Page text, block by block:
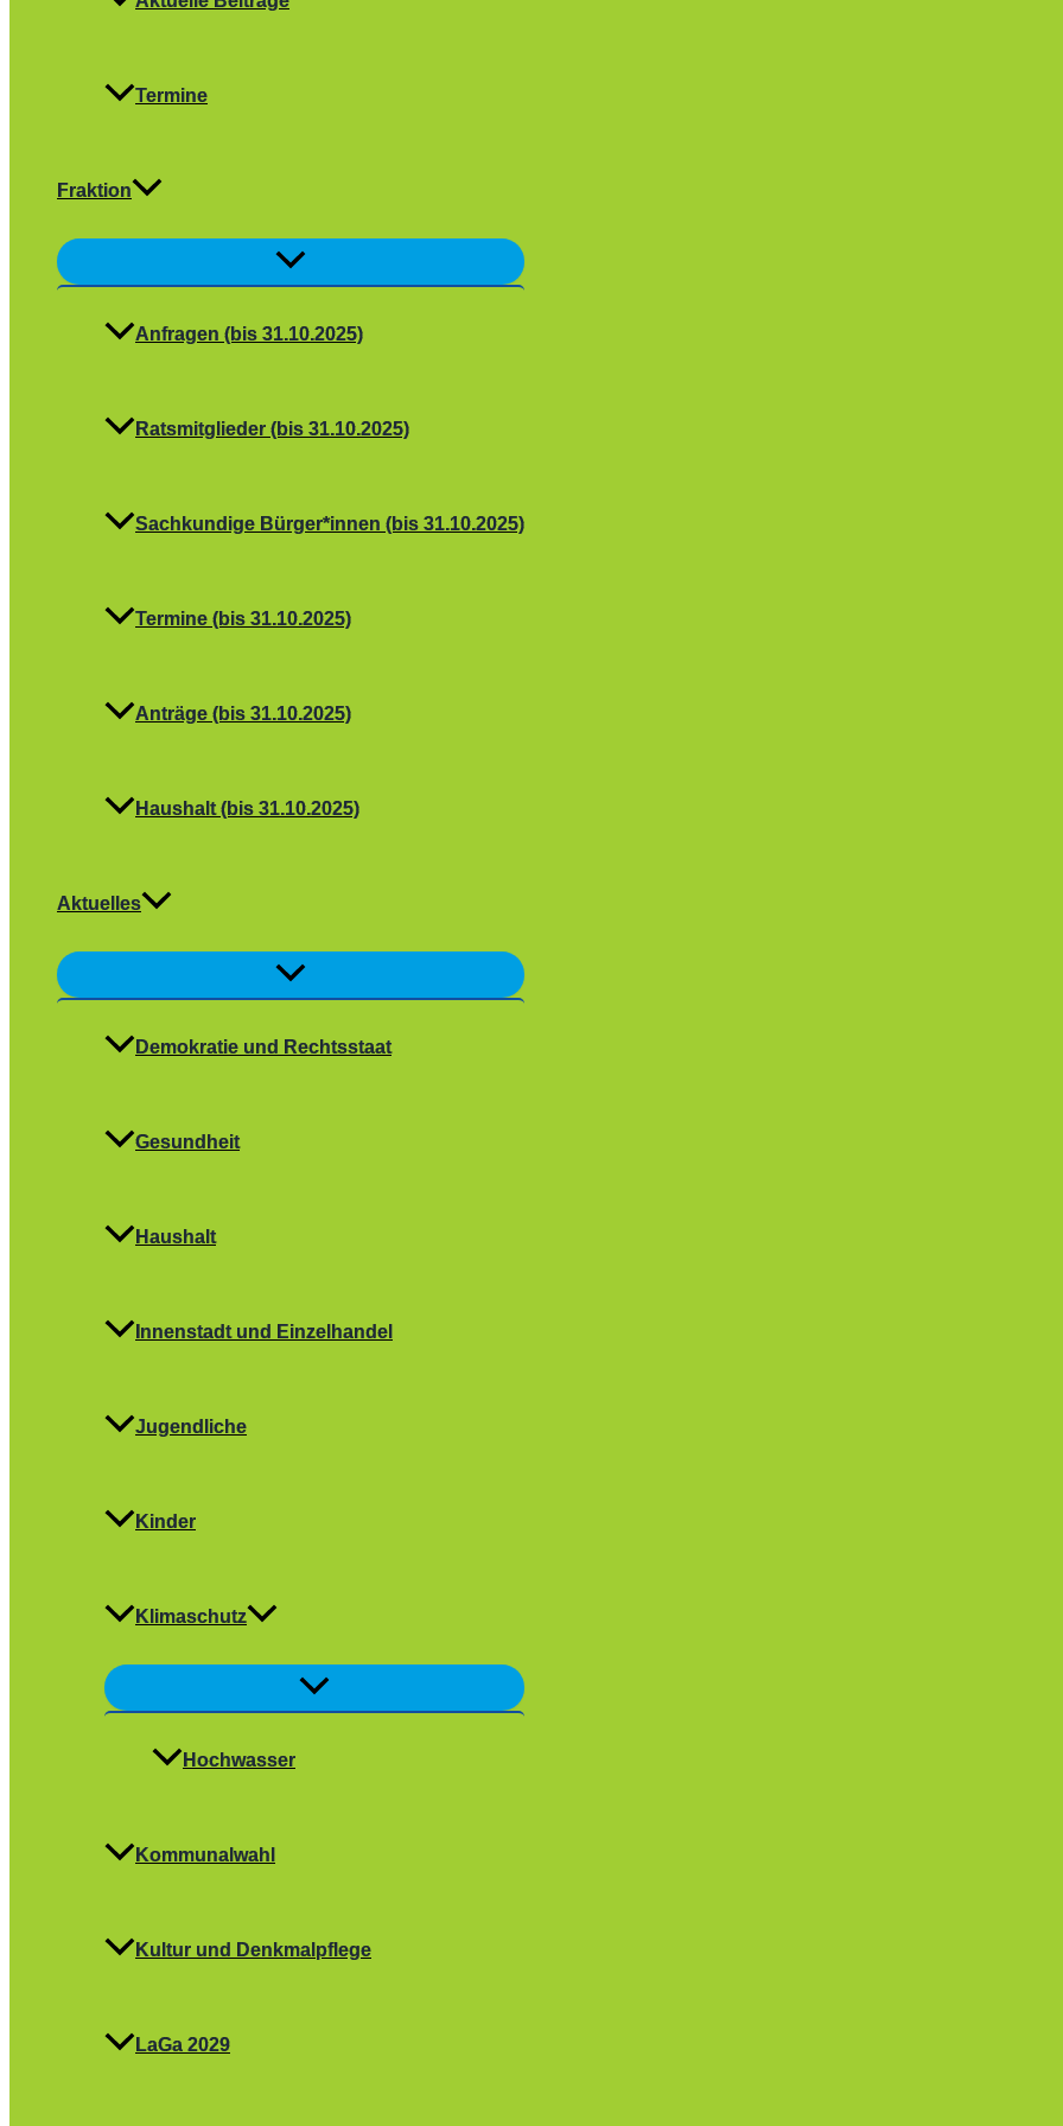
Termine
Fraktion
Menü
Anfragen (bis 31.10.2025)
Ratsmitglieder (bis 31.10.2025)
Sachkundige Bürger*innen (bis 31.10.2025)
Termine (bis 31.10.2025)
Anträge (bis 31.10.2025)
Haushalt (bis 31.10.2025)
Aktuelles
Menü
Demokratie und Rechtsstaat
Gesundheit
Haushalt
Innenstadt und Einzelhandel
Jugendliche
Kinder
Klimaschutz
Menü
Hochwasser
Kommunalwahl
Kultur und Denkmalpflege
LaGa 2029